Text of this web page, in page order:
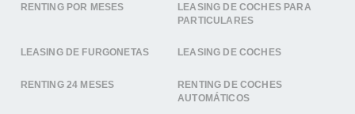
RENTING POR MESES
LEASING DE COCHES PARA
PARTICULARES
LEASING DE FURGONETAS LEASING DE COCHES
RENTING 24 MESES
RENTING DE COCHES
AUTOMÁTICOS